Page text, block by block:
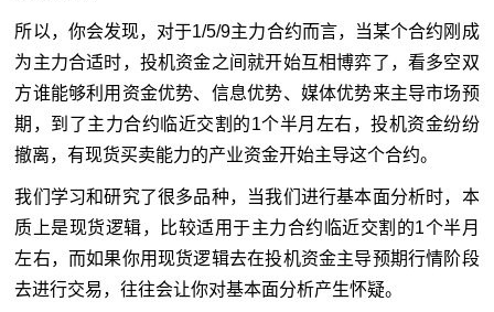
所以，你会发现，对于1/5/9主力合约而言，当某个合约刚成
为主力合适时，投机资金之间就开始互相博弈了，看多空双
方谁能够利用资金优势、信息优势、媒体优势来主导市场预
期，到了主力合约临近交割的1个半月左右，投机资金纷纷
撤离，有现货买卖能力的产业资金开始主导这个合约。
我们学习和研究了很多品种，当我们进行基本面分析时，本
质上是现货逻辑，比较适用于主力合约临近交割的1个半月
左右，而如果你用现货逻辑去在投机资金主导预期行情阶段
去进行交易，往往会让你对基本面分析产生怀疑。